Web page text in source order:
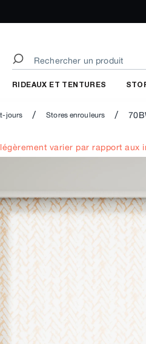
RIDEAUX ET TENTURES
jours / Stores enrouleurs /
varier par rapport aux